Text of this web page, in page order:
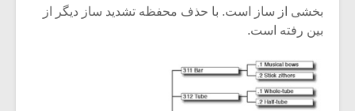
بخشی از ساز است. با حذف محفظه تشدید ساز دیگر از
بین رفته است.